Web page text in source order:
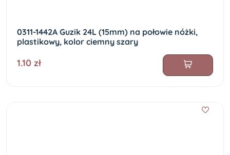
0311-1442A Guzik 24L (15mm) na połowie nóżki,
plastikowy, kolor ciemny szary
1.10 zł